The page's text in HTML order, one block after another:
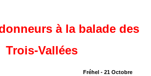
à la balade des
Trois-Vallées
Fréhel - 21 Octobre